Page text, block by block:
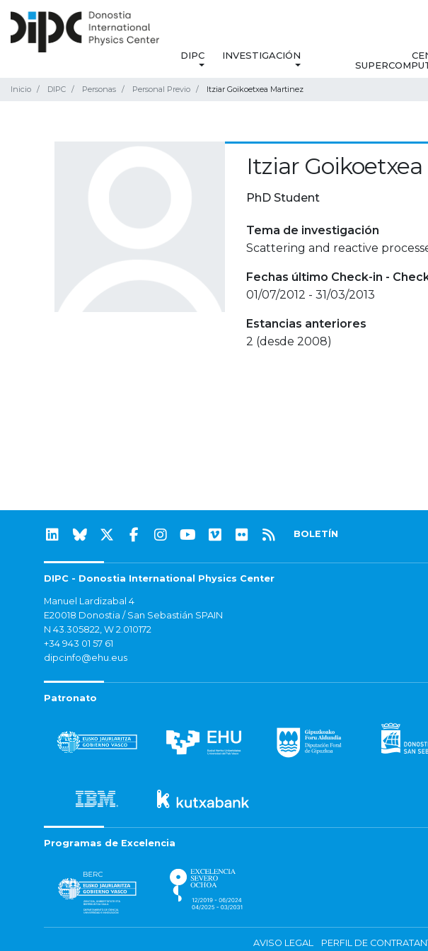
DIPC INVESTIGACIÓN
Inicio DIPC Personas Personal Previo Itziar Goikoetxea Martinez
Itziar
PhD Student
Tema de investigación
Scattering and reactive
Fechas último Check-in -
01/07/2012 - 31/03/2013
Estancias anteriores
2 (desde 2008)
BOLETÍN
DIPC - Donostia International Physics Center
Manuel Lardizabal 4
E20018 Donostia / San Sebastián SPAIN
N 43.305822, W 2.010172
+34 943 01 57 61
dipcinfo@ehu.eus
Patronato
Programas de Excelencia
AVISO LEGAL PERFIL DE